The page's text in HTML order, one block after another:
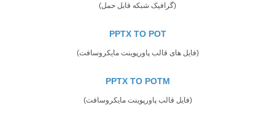
(گرافیک شبکه قابل حمل)
PPTX TO POT
(فایل های قالب پاورپوینت مایکروسافت)
PPTX TO POTM
(فایل قالب پاورپوینت مایکروسافت)